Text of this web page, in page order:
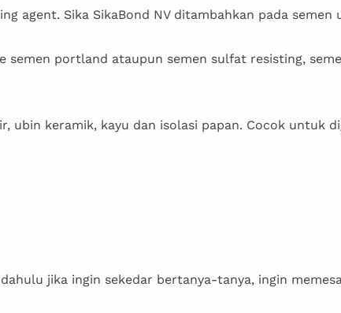
agent. Sika SikaBond NV ditambahkan pada
semen portland ataupun semen sulfat resisting,
ubin keramik, kayu dan isolasi papan. Cocok untuk
jika ingin sekedar bertanya-tanya, ingin